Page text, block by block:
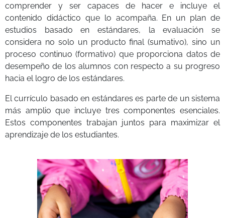
comprender y ser capaces de hacer e incluye el
contenido didáctico que lo acompaña. En un plan de
estudios basado en estándares, la evaluación se
considera no solo un producto final (sumativo), sino un
proceso continuo (formativo) que proporciona datos de
desempeño de los alumnos con respecto a su progreso
hacia el logro de los estándares.
El currículo basado en estándares es parte de un sistema
más amplio que incluye tres componentes esenciales.
Estos componentes trabajan juntos para maximizar el
aprendizaje de los estudiantes.